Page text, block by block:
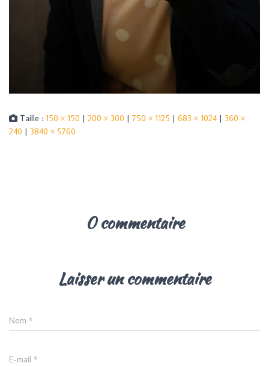
Taille : 150 × 150 | 200 × 300 | 750 × 1125 | 683 × 1024 | 360 ×
240 | 3840 × 5760
0 commentaire
Laisser un commentaire
Nom *
E-mail *